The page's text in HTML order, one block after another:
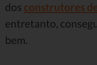
dos construtores
entretanto,
bem.